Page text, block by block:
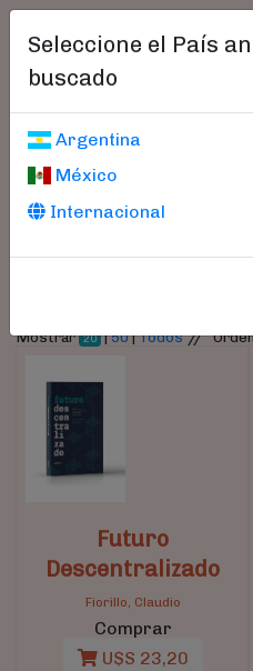
Seleccione el País
buscado
Argentina
México
Internacional
Libros
Parámetros
Mostrar 20 |50|Todos//
Futuro
Descentralizado
Fiorillo, Claudio
Comprar
U$S 23,20